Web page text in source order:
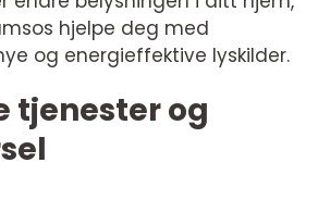
hjelpe deg med
og energieffektive lyskilder.
tjenester og